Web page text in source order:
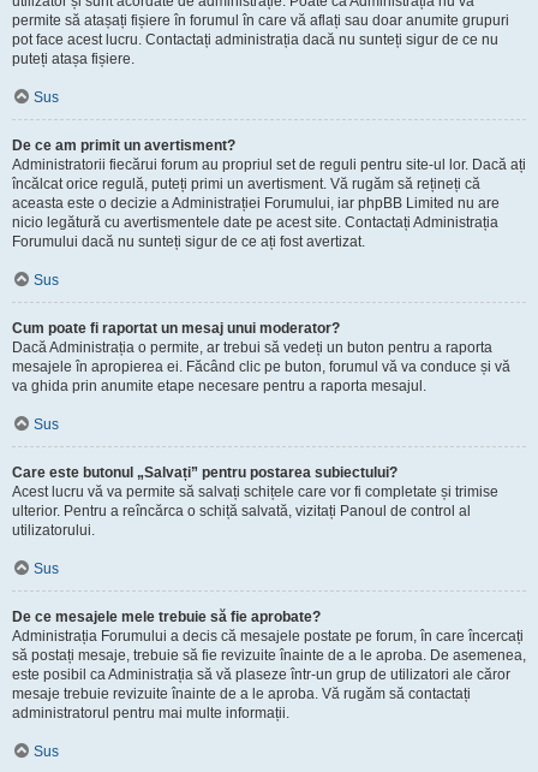
permite să atașați fișiere în forumul în care vă aflați sau doar anumite grupuri
pot face acest lucru. Contactați administrația dacă nu sunteți sigur de ce nu
puteți atașa fișiere.
Sus
De ce am primit un avertisment?
Administratorii fiecărui forum au propriul set de reguli pentru site-ul lor. Dacă ați
încălcat orice regulă, puteți primi un avertisment. Vă rugăm să rețineți că
aceasta este o decizie a Administrației Forumului, iar phpBB Limited nu are
nicio legătură cu avertismentele date pe acest site. Contactați Administrația
Forumului dacă nu sunteți sigur de ce ați fost avertizat.
Sus
Cum poate fi raportat un mesaj unui moderator?
Dacă Administrația o permite, ar trebui să vedeți un buton pentru a raporta
mesajele în apropierea ei. Făcând clic pe buton, forumul vă va conduce și vă
va ghida prin anumite etape necesare pentru a raporta mesajul.
Sus
Care este butonul „Salvați” pentru postarea subiectului?
Acest lucru vă va permite să salvați schițele care vor fi completate și trimise
ulterior. Pentru a reîncărca o schiță salvată, vizitați Panoul de control al
utilizatorului.
Sus
De ce mesajele mele trebuie să fie aprobate?
Administrația Forumului a decis că mesajele postate pe forum, în care încercați
să postați mesaje, trebuie să fie revizuite înainte de a le aproba. De asemenea,
este posibil ca Administrația să vă plaseze într-un grup de utilizatori ale căror
mesaje trebuie revizuite înainte de a le aproba. Vă rugăm să contactați
administratorul pentru mai multe informații.
Sus